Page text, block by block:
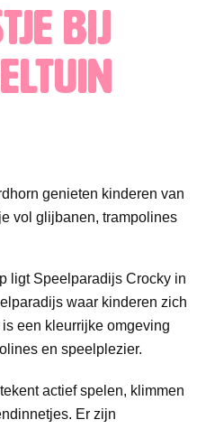
bij
genieten kinderen van
vol glijbanen, trampolines
ligt Speelparadijs Crocky in
waar kinderen zich
een kleurrijke omgeving
en speelplezier.
actief spelen, klimmen
Er zijn